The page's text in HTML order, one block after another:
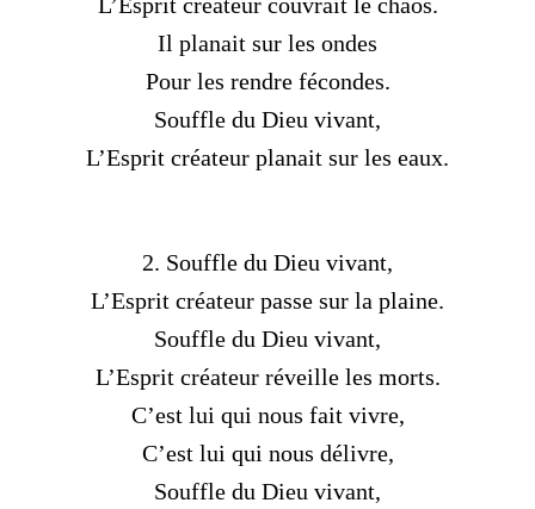
Il planait sur les ondes
Pour les rendre fécondes.
Souffle du Dieu vivant,
L’Esprit créateur planait sur les eaux.
2. Souffle du Dieu vivant,
L’Esprit créateur passe sur la plaine.
Souffle du Dieu vivant,
L’Esprit créateur réveille les morts.
C’est lui qui nous fait vivre,
C’est lui qui nous délivre,
Souffle du Dieu vivant,